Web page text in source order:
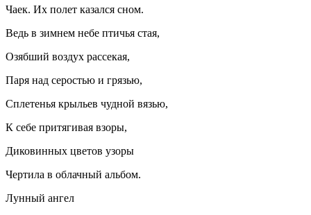
Чаек. Их полет казался сном.
Ведь в зимнем небе птичья стая,
Озябший воздух рассекая,
Паря над серостью и грязью,
Сплетенья крыльев чудной вязью,
К себе притягивая взоры,
Диковинных цветов узоры
Чертила в облачный альбом.
Лунный ангел